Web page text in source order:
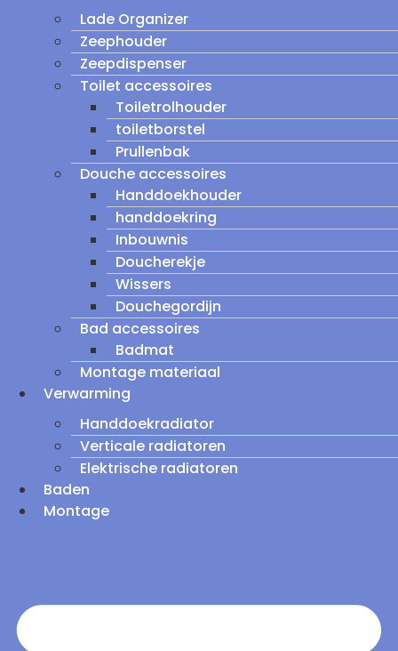
Lade Organizer
Zeephouder
Zeepdispenser
Toilet accessoires
Toiletrolhouder
toiletborstel
Prullenbak
Douche accessoires
Handdoekhouder
handdoekring
Inbouwnis
Doucherekje
Wissers
Douchegordijn
Bad accessoires
Badmat
Montage materiaal
Verwarming
Handdoekradiator
Verticale radiatoren
Elektrische radiatoren
Baden
Montage